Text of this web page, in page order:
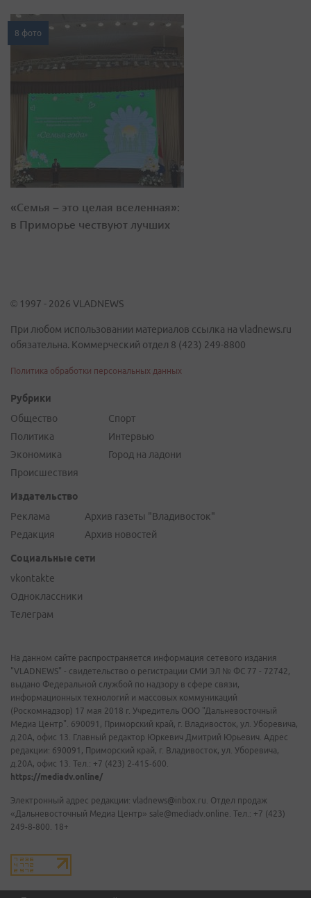
8 фото
«Семья – это целая вселенная»:
в Приморье чествуют лучших
© 1997 - 2026 VLADNEWS
При любом использовании материалов ссылка на vladnews.ru
обязательна. Коммерческий отдел 8 (423) 249-8800
Политика обработки персональных данных
Рубрики
Общество
Политика
Экономика
Происшествия
Спорт
Интервью
Город на ладони
Издательство
Реклама
Редакция
Архив газеты "Владивосток"
Архив новостей
Социальные сети
vkontakte
Одноклассники
Телеграм
На данном сайте распространяется информация сетевого издания
"VLADNEWS" - свидетельство о регистрации СМИ ЭЛ № ФС 77 - 72742,
выдано Федеральной службой по надзору в сфере связи,
информационных технологий и массовых коммуникаций
(Роскомнадзор) 17 мая 2018 г. Учредитель ООО "Дальневосточный
Медиа Центр". 690091, Приморский край, г. Владивосток, ул. Уборевича,
д.20А, офис 13. Главный редактор Юркевич Дмитрий Юрьевич. Адрес
редакции: 690091, Приморский край, г. Владивосток, ул. Уборевича,
д.20А, офис 13. Тел.: +7 (423) 2-415-600.
https://mediadv.online/
Электронный адрес редакции: vladnews@inbox.ru. Отдел продаж
«Дальневосточный Медиа Центр» sale@mediadv.online. Тел.: +7 (423)
249-8-800. 18+